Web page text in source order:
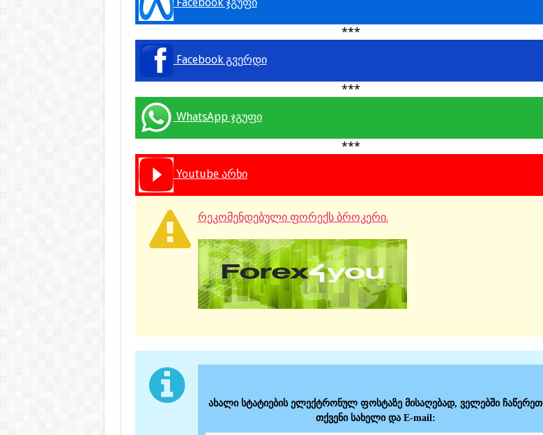
***
Facebook გვერდი
***
WhatsApp ჯგუფი
***
Youtube არხი
რეკომენდებული ფორექს ბროკერი.
ახალი სტატიების ელექტრონულ ფოსტაზე მისაღებად, ველებში ჩაწერეთ
თქვენი სახელი და E-mail: